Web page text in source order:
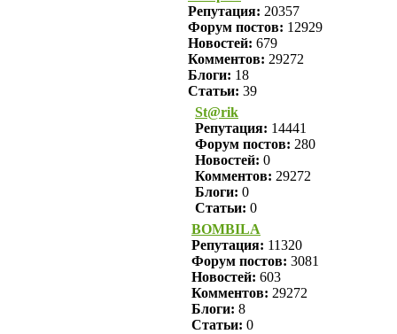
Репутация: 20357
Форум постов: 12929
Новостей: 679
Комментов: 29272
Блоги: 18
Статьи: 39
St@rik
Репутация: 14441
Форум постов: 280
Новостей: 0
Комментов: 29272
Блоги: 0
Статьи: 0
BOMBILA
Репутация: 11320
Форум постов: 3081
Новостей: 603
Комментов: 29272
Блоги: 8
Статьи: 0